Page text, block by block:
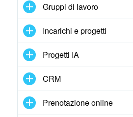
Gruppi di lavoro
Incarichi e progetti
Progetti IA
CRM
Prenotazione online